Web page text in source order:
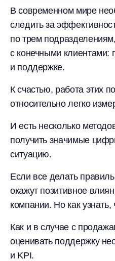
В современном мире
следить за
по трем
с конечными клиентами:
и поддержке.
К счастью, работа этих
относительно легко
И есть несколько
получить значимые
ситуацию.
Если все делать
окажут позитивное
компании. Но как узнать,
Как и в случае с
оценивать поддержку
и KPI.